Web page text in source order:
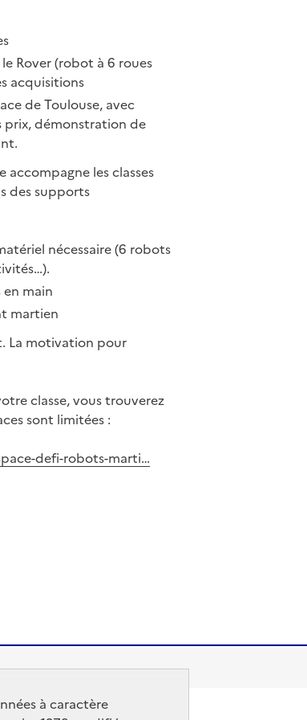
Rover (robot à 6 roues
acquisitions
de Toulouse, avec
prix, démonstration de
accompagne les classes
des supports
nécessaire (6 robots
main
martien
La motivation pour
classe, vous trouverez
sont limitées :
defi-robots-marti…
à caractère